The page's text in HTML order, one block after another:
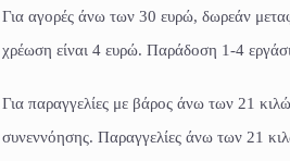
Για αγορές άνω των 30 ευρώ, δωρεάν
χρέωση είναι 4 ευρώ. Παράδοση 1-4
Για παραγγελίες με βάρος άνω των 21
συνεννόησης. Παραγγελίες άνω των 21